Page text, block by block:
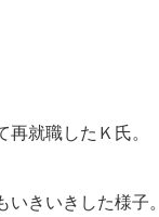
就職したＫ氏。
きいきした様子。